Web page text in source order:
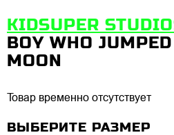
KIDSUPER
BOY WHO
MOON
Товар временно отсутствует
ВЫБЕРИТЕ РАЗМЕР